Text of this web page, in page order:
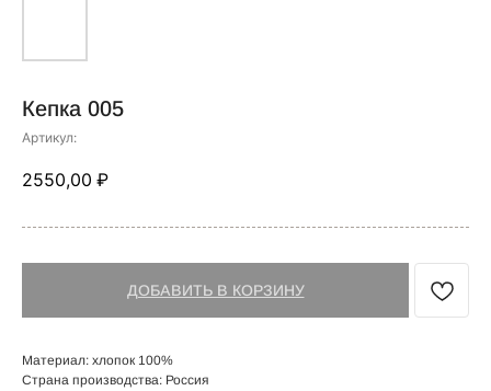
Кепка 005
Артикул:
2550,00 ₽
ДОБАВИТЬ В КОРЗИНУ
Материал: хлопок 100%
Страна производства: Россия